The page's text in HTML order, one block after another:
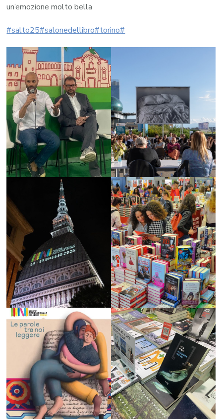
un’emozione molto bella
#salto25#salonedellibro#torino#